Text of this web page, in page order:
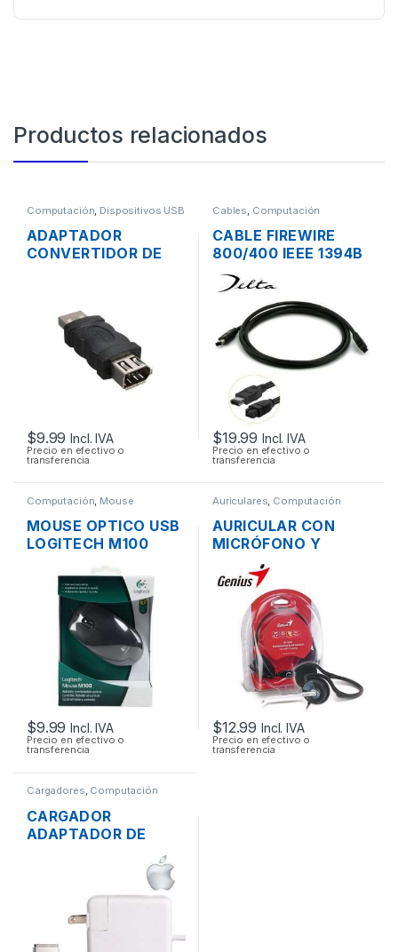
Productos relacionados
Computación, Dispositivos USB
ADAPTADOR
CONVERTIDOR DE
$9.99 Incl. IVA
Precio en efectivo o
transferencia
Cables, Computación
CABLE FIREWIRE
800/400 IEEE 1394B
9/6 PINES MACHO
DE 2 PIES 60CM
$19.99 Incl. IVA
Precio en efectivo o
transferencia
Computación Mouse
MOUSE OPTICO USB
LOGITECH M100
$9.99 Incl. IVA
Precio en efectivo o
transferencia
Auriculares Computación
AURICULAR CON
MICRÓFONO Y
CONTROL DE
VOLUMEN GENIUS
HS-300N PLUG
3.5MM PLEGABLE
$12.99 Incl. IVA
Precio en efectivo o
transferencia
Cargadores, Computación
CARGADOR
ADAPTADOR DE
ENERGÍA MAC APPLE
MAGSAFE2 14.85V
3.05A 45W ORIGINAL